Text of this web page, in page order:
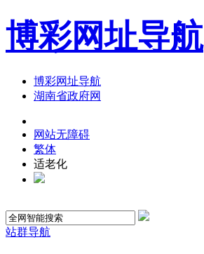
博彩网址导航
博彩网址导航
湖南省政府网
网站无障碍
繁体
适老化
站群导航